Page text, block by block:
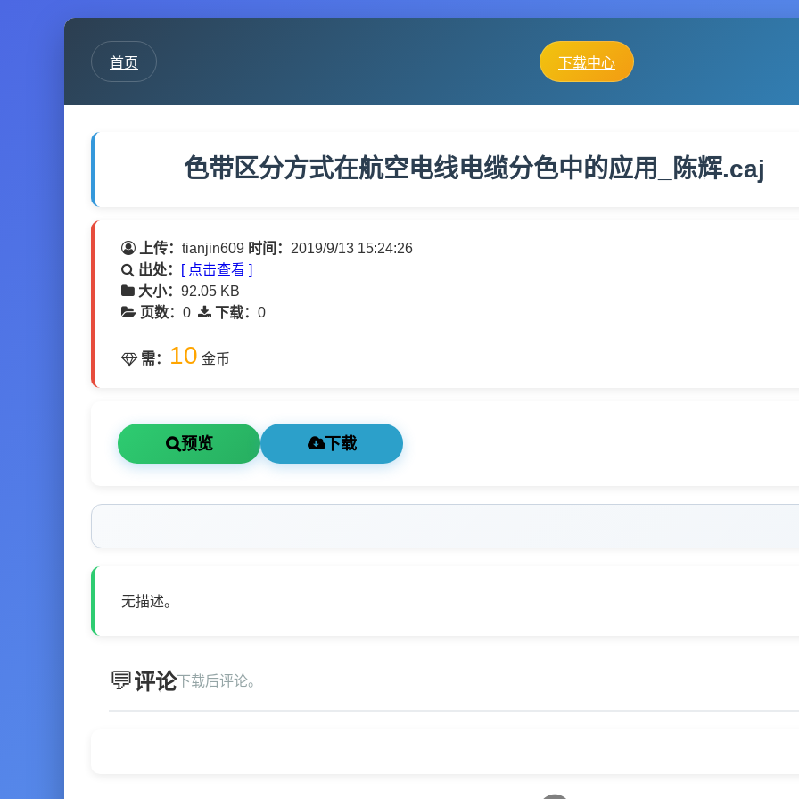
首页 下载中心
色带区分方式在航空电线电缆分色中的应用_陈辉.caj
上传： tianjin609 时间： 2019/9/13 15:24:26
出处：
[ 点击查看 ]
大小： 92.05 KB
页数： 0 下载： 0
需： 10 金币
预览 下载
无描述。
评论下载后评论。